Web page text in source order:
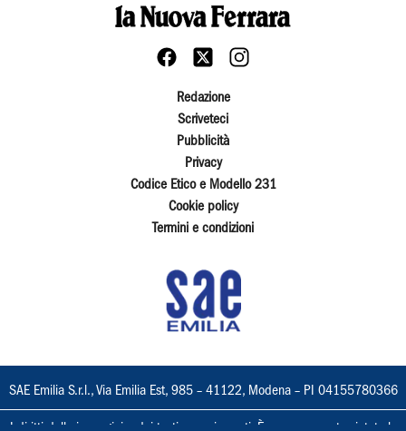
Redazione
Scriveteci
Pubblicità
Privacy
Codice Etico e Modello 231
Cookie policy
Termini e condizioni
SAE Emilia S.r.l., Via Emilia Est, 985 – 41122, Modena – PI 04155780366
I diritti delle immagini e dei testi sono riservati. È espressamente vietata la